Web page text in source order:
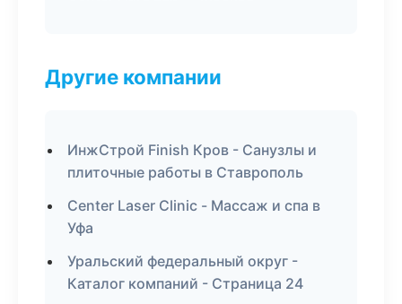
Другие компании
ИнжСтрой Finish Кров - Санузлы и
плиточные работы в Ставрополь
Center Laser Clinic - Массаж и спа в
Уфа
Уральский федеральный округ -
Каталог компаний - Страница 24